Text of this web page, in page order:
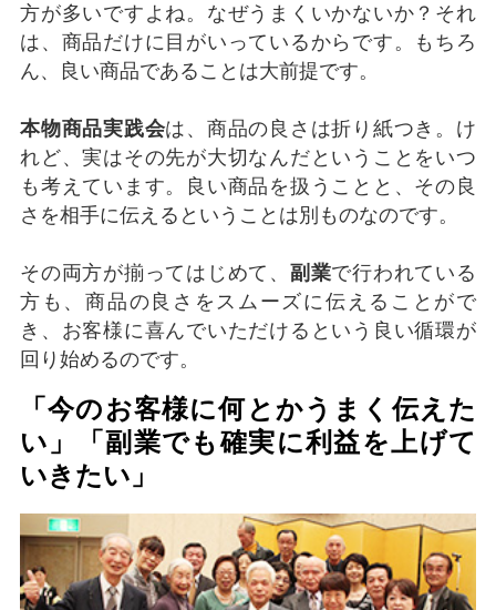
方が多いですよね。なぜうまくいかないか？それ
は、商品だけに目がいっているからです。もちろ
ん、良い商品であることは大前提です。
本物商品実践会は、商品の良さは折り紙つき。け
れど、実はその先が大切なんだということをいつ
も考えています。良い商品を扱うことと、その良
さを相手に伝えるということは別ものなのです。
その両方が揃ってはじめて、 副業で行われている
方も、商品の良さをスムーズに伝えることがで
き、お客様に喜んでいただけるという良い循環が
回り始めるのです。
「今のお客様に何とかうまく伝えた
い」「副業でも確実に利益を上げて
いきたい」